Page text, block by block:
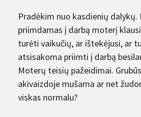
Pradėkim nuo kasdienių dalykų.
priimdamas į darbą moterį
turėti vaikučių, ar ištekėjusi, ar
atsisakoma priimti į darbą
Moterų teisių pažeidimai.
akivaizdoje mušama ar net
viskas normalu?